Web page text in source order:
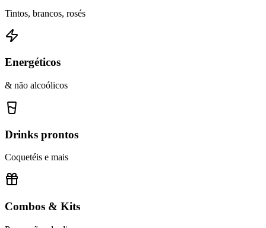
Tintos, brancos, rosés
Energéticos
& não alcoólicos
Drinks prontos
Coquetéis e mais
Combos & Kits